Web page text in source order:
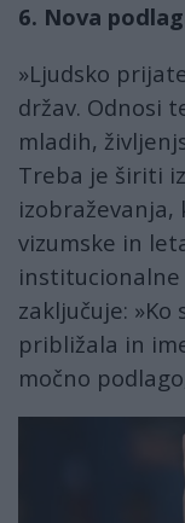
6. Nova
»Ljudsko
držav. Odnosi
mladih,
Treba je širiti
vizumske in
zaključuje:
približala in
močno